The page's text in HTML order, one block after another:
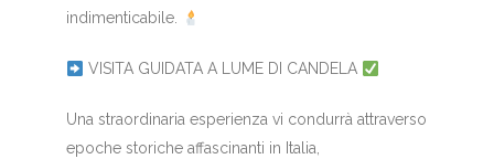
indimenticabile.
VISITA GUIDATA A LUME DI CANDELA
Una straordinaria esperienza vi condurrà attraverso
epoche storiche affascinanti in Italia,